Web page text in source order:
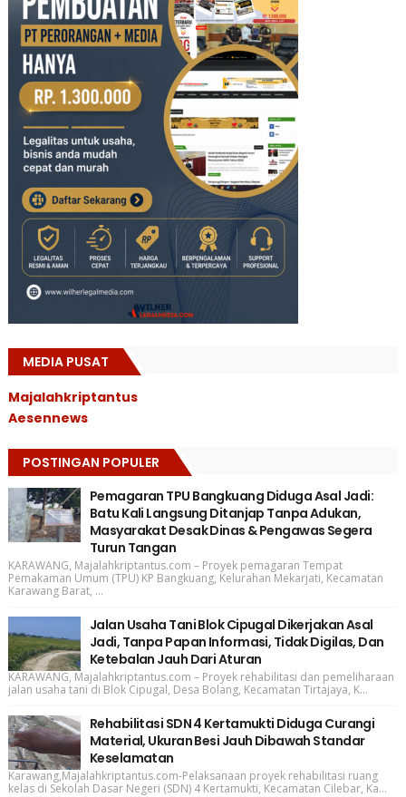
MEDIA PUSAT
Majalahkriptantus
Aesennews
POSTINGAN POPULER
Pemagaran TPU Bangkuang Diduga Asal Jadi:
Batu Kali Langsung Ditanjap Tanpa Adukan,
Masyarakat Desak Dinas & Pengawas Segera
Turun Tangan
KARAWANG, Majalahkriptantus.com – Proyek pemagaran Tempat
Pemakaman Umum (TPU) KP Bangkuang, Kelurahan Mekarjati, Kecamatan
Karawang Barat, ...
Jalan Usaha Tani Blok Cipugal Dikerjakan Asal
Jadi, Tanpa Papan Informasi, Tidak Digilas, Dan
Ketebalan Jauh Dari Aturan
KARAWANG, Majalahkriptantus.com – Proyek rehabilitasi dan pemeliharaan
jalan usaha tani di Blok Cipugal, Desa Bolang, Kecamatan Tirtajaya, K...
Rehabilitasi SDN 4 Kertamukti Diduga Curangi
Material, Ukuran Besi Jauh Dibawah Standar
Keselamatan
Karawang,Majalahkriptantus.com-Pelaksanaan proyek rehabilitasi ruang
kelas di Sekolah Dasar Negeri (SDN) 4 Kertamukti, Kecamatan Cilebar, Ka...